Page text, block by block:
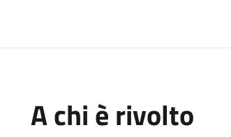
A chi è rivolto